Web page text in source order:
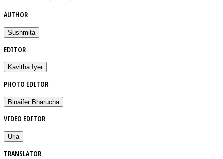
AUTHOR
Sushmita
EDITOR
Kavitha Iyer
PHOTO EDITOR
Binaifer Bharucha
VIDEO EDITOR
Urja
TRANSLATOR